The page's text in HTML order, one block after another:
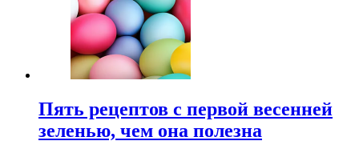
Пять рецептов с первой весенней
зеленью, чем она полезна